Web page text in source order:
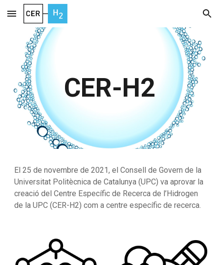
Skip to main content Skip to navigation
CER-H2
El 25 de novembre de 2021, el Consell de Govern de la
Universitat Politècnica de Catalunya (UPC) va aprovar la
creació del Centre Específic de Recerca de l’Hidrogen
de la UPC (CER-H2) com a centre específic de recerca.